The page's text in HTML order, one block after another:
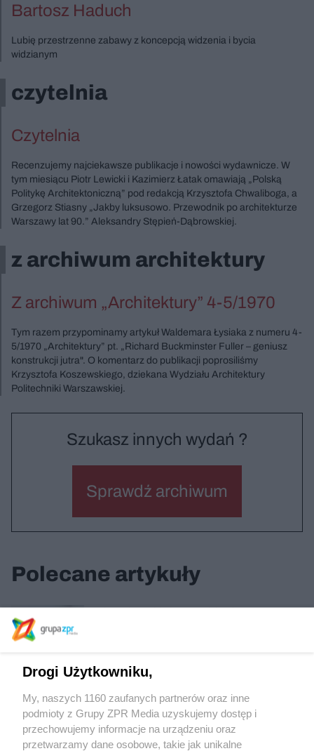
Bartosz Haduch
Lubię przestrzenne zabawy z koncepcją widzenia i bycia
widzianym
czytelnia
Czytelnia
Recenzujemy najciekawsze publikacje i nowości wydawnicze. W
tym miesiącu Piotr Lewicki i Kazimierz Łatak omawiają „Polską
Politykę Architektoniczną” pod redakcją Krzysztofa Chwaliboga, a
Grzegorz Stiasny „Jakby luksusowo. Przewodnik po architekturze
Warszawy lat 90.” Aleksandry Stępień-Dąbrowskiej.
z archiwum architektury
Z archiwum „Architektury” 4-5/1970
Tym razem przypominamy artykuł Waldemara Łysiaka z numeru 4-
5/1970 „Architektury” pt. „Richard Buckminster Fuller – geniusz
konstrukcji jutra". O komentarz do publikacji poprosiliśmy
Krzysztofa Koszewskiego, dziekana Wydziału Architektury
Politechniki Warszawskiej.
Szukasz innych wydań ?
Sprawdź archiwum
Polecane artykuły
Triennale Architektury w Lizbonie
Wystawy na Wawelu
Nowy Rynek / Poznań
Drogi Użytkowniku,
My, naszych 1160 zaufanych partnerów oraz inne
podmioty z Grupy ZPR Media uzyskujemy dostęp i
przechowujemy informacje na urządzeniu oraz
przetwarzamy dane osobowe, takie jak unikalne